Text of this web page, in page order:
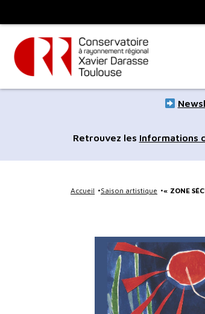
principal
métropole
Retrouvez les Informations
Accueil Saison artistique « ZONE